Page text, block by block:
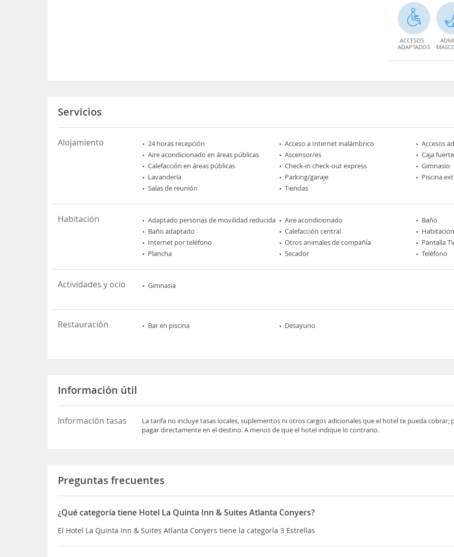
ACCESOS
ADAPTADOS
Servicios
Alojamiento 24 horas recepción Acceso a Internet inalámbrico
Accesos
Aire acondicionado en áreas públicas
Ascensor/es
Caja fuerte
Calefacción en áreas públicas
Check-in check-out express
Gimnasio
Lavandería
Parking/garaje
Piscina
Salas de reunión
Tiendas
Habitación Adaptado personas de movilidad reducida Aire acondicionado
Baño
Baño adaptado
Calefacción central
Internet por teléfono
Otros animales de compañía
Pantalla
Plancha
Secador Teléfono
Actividades y ocio Gimnasia
Restauración Bar en piscina Desayuno
Información útil
Información tasas
La tarifa no incluye tasas locales, suplementos ni otros cargos adicionales que el hotel te pueda cobrar;
pagar directamente en el destino. A menos de que el hotel indique lo contrario.
Preguntas frecuentes
¿Qué categoría tiene Hotel La Quinta Inn & Suites Atlanta Conyers?
El Hotel La Quinta Inn & Suites Atlanta Conyers tiene la categoría 3 Estrellas